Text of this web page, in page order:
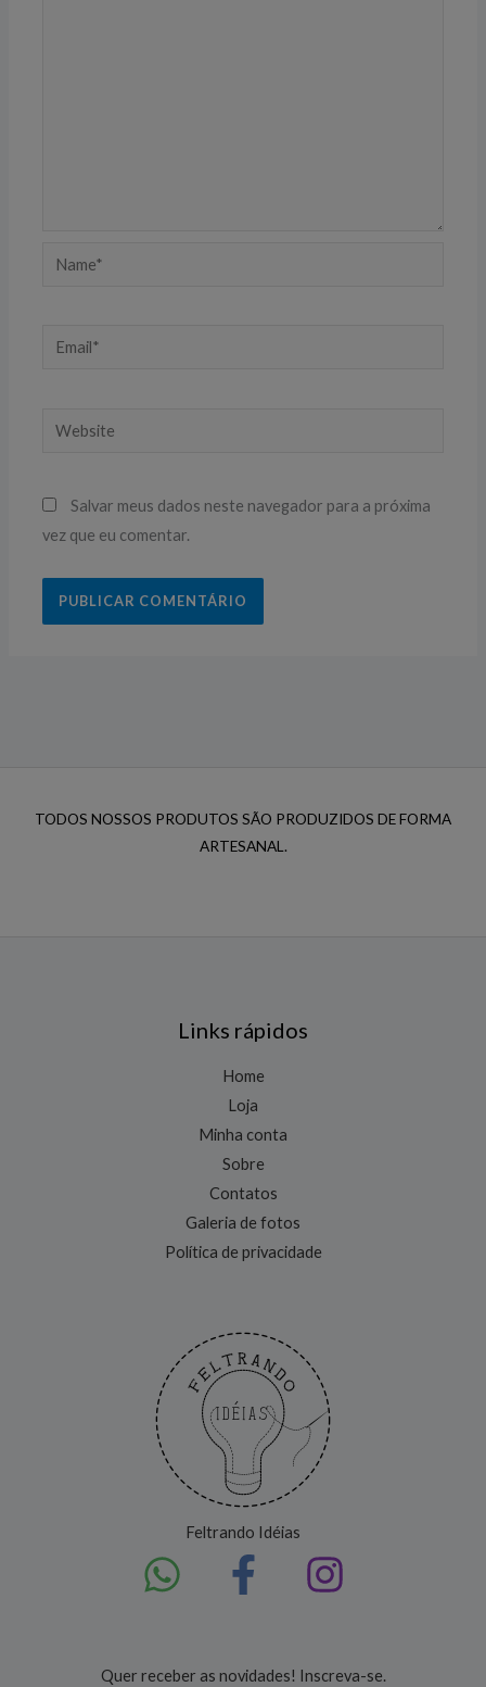
Name*
Email*
Website
Salvar meus dados neste navegador para a próxima
vez que eu comentar.
TODOS NOSSOS PRODUTOS SÃO PRODUZIDOS DE FORMA
ARTESANAL.
Links rápidos
Home
Loja
Minha conta
Sobre
Contatos
Galeria de fotos
Política de privacidade
Feltrando Idéias
Quer receber as novidades! Inscreva-se.